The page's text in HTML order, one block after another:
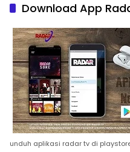
Download App
unduh aplikasi radar tv di